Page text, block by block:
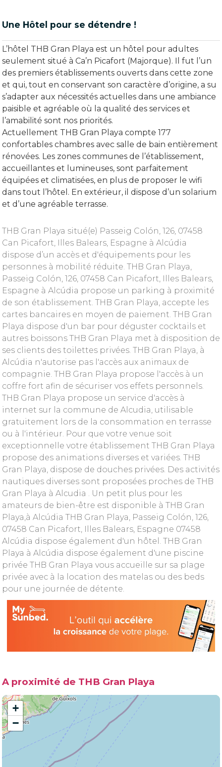
Une Hôtel pour se détendre !
L’hôtel THB Gran Playa est un hôtel pour adultes
seulement situé à Ca’n Picafort (Majorque). Il fut l’un
des premiers établissements ouverts dans cette zone
et qui, tout en conservant son caractère d’origine, a su
s’adapter aux nécessités actuelles dans une ambiance
paisible et agréable où la qualité des services et
l’amabilité sont nos priorités.
Actuellement THB Gran Playa compte 177
confortables chambres avec salle de bain entièrement
rénovées. Les zones communes de l’établissement,
accueillantes et lumineuses, sont parfaitement
équipées et climatisées, en plus de proposer le wifi
dans tout l’hôtel. En extérieur, il dispose d’un solarium
et d’une agréable terrasse.
THB Gran Playa situé(e) Passeig Colón, 126, 07458
Can Picafort, Illes Balears, Espagne à Alcúdia
dispose d’un accès et d'équipements pour les
personnes à mobilité réduite. THB Gran Playa,
Passeig Colón, 126, 07458 Can Picafort, Illes Balears,
Espagne à Alcúdia propose un parking à proximité
de son établissement. THB Gran Playa, accepte les
cartes bancaires en moyen de paiement. THB Gran
Playa dispose d'un bar pour déguster cocktails et
autres boissons THB Gran Playa met à disposition de
ses clients des toilettes privées. THB Gran Playa, à
Alcúdia n'autorise pas l'accès aux animaux de
compagnie. THB Gran Playa propose l'accès à un
coffre fort afin de sécuriser vos effets personnels.
THB Gran Playa propose un service d'accès à
internet sur la commune de Alcudia, utilisable
gratuitement lors de la consommation en terrasse
ou à l'intérieur. Pour que votre venue soit
exceptionnelle votre établissement THB Gran Playa
propose des animations diverses et variées. THB
Gran Playa, dispose de douches privées. Des activités
nautiques diverses sont proposées proches de THB
Gran Playa à Alcudia . Un petit plus pour les
amateurs de bien-être est disponible à THB Gran
Playa,à Alcúdia THB Gran Playa, Passeig Colón, 126,
07458 Can Picafort, Illes Balears, Espagne 07458
Alcúdia dispose également d'un hôtel. THB Gran
Playa à Alcúdia dispose également d'une piscine
privée THB Gran Playa vous accueille sur sa plage
privée avec à la location des matelas ou des beds
pour une journée de détente.
A proximité de THB Gran Playa
+
−